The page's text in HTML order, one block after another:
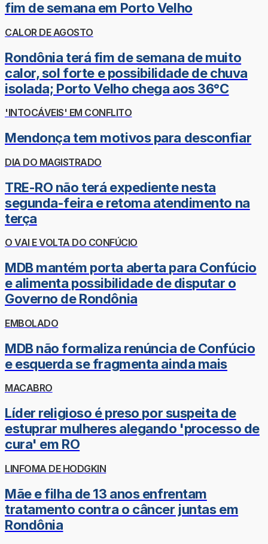
fim de semana em Porto Velho
CALOR DE AGOSTO
Rondônia terá fim de semana de muito
calor, sol forte e possibilidade de chuva
isolada; Porto Velho chega aos 36°C
'INTOCÁVEIS' EM CONFLITO
Mendonça tem motivos para desconfiar
DIA DO MAGISTRADO
TRE-RO não terá expediente nesta
segunda-feira e retoma atendimento na
terça
O VAI E VOLTA DO CONFÚCIO
MDB mantém porta aberta para Confúcio
e alimenta possibilidade de disputar o
Governo de Rondônia
EMBOLADO
MDB não formaliza renúncia de Confúcio
e esquerda se fragmenta ainda mais
MACABRO
Líder religioso é preso por suspeita de
estuprar mulheres alegando 'processo de
cura' em RO
LINFOMA DE HODGKIN
Mãe e filha de 13 anos enfrentam
tratamento contra o câncer juntas em
Rondônia